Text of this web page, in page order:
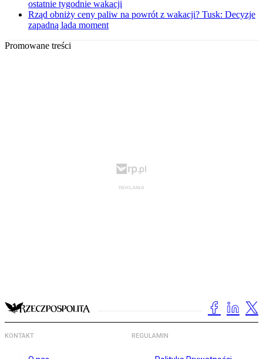
ostatnie tygodnie wakacji
Rząd obniży ceny paliw na powrót z wakacji? Tusk: Decyzje
zapadną lada moment
Promowane treści
KONTAKT REGULAMIN